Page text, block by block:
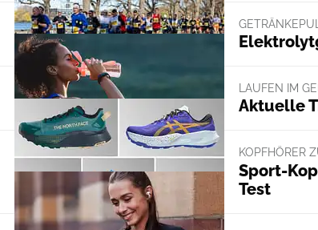
LAUFEN IM
Aktuelle
KOPFHÖRER
Sport-
Test